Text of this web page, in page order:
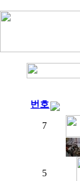
번호
7
5